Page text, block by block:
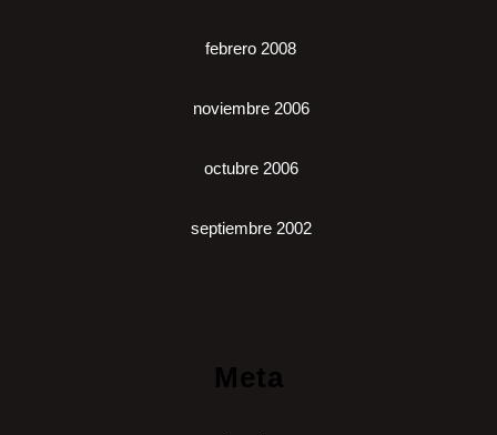
febrero 2008
noviembre 2006
octubre 2006
septiembre 2002
Meta